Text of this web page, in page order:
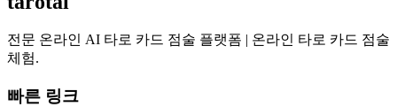
전문 온라인 AI 타로 카드 점술 플랫폼 | 온라인 타로 카드 점술
체험.
빠른 링크